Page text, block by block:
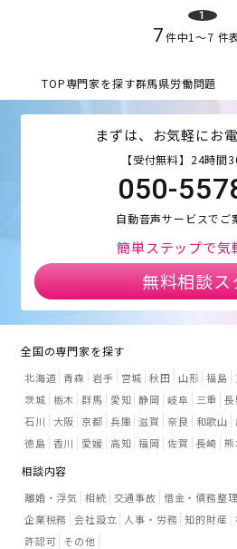
1
7件中1〜7 件
TOP専門家を探す群馬県労働問題
まずは、お気軽にお
【受付無料】24時間
050-
自動音声サービスでご
簡単ステップで気
無料相談ス
全国の専門家を探す
北海道 青森 岩手 宮城 秋田 山形 福島
茨城 栃木 群馬 愛知 静岡 岐阜 三重
石川
大阪 京都 兵庫 滋賀 奈良 和歌山
徳島 香川 愛媛 高知 福岡 佐賀 長崎
相談内容
離婚・浮気 相続 交通事故 借金・債務整理
企業税務 会社設立 人事・労務 知的財産
許認可 その他